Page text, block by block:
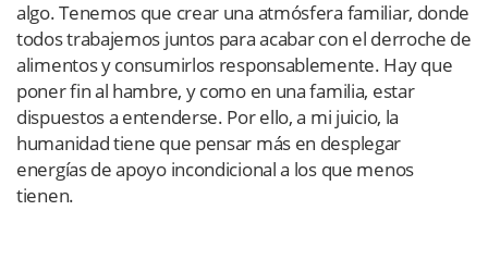
algo. Tenemos que crear una atmósfera familiar, donde
todos trabajemos juntos para acabar con el derroche de
alimentos y consumirlos responsablemente. Hay que
poner fin al hambre, y como en una familia, estar
dispuestos a entenderse. Por ello, a mi juicio, la
humanidad tiene que pensar más en desplegar
energías de apoyo incondicional a los que menos
tienen.